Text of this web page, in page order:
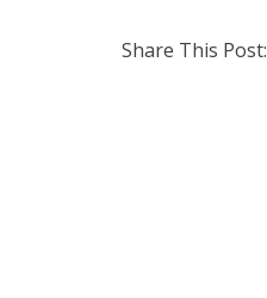
Share This Post: